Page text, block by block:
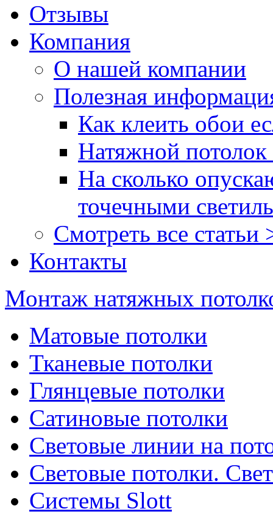
Отзывы
Компания
О нашей компании
Полезная
Как клеить обои
Натяжной потолок
На сколько
точечными
Смотреть все статьи
Контакты
Монтаж натяжных
Матовые потолки
Тканевые потолки
Глянцевые потолки
Сатиновые потолки
Световые линии на
Световые потолки.
Системы Slott